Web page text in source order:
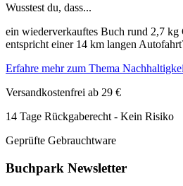
Wusstest du, dass...
ein wiederverkauftes Buch rund 2,7 kg
entspricht einer 14 km langen
Erfahre mehr zum Thema
Versandkostenfrei ab 29 €
14 Tage Rückgaberecht - Kein Risiko
Geprüfte Gebrauchtware
Buchpark Newsletter